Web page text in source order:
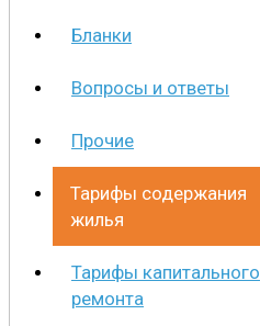
Физическим лицам
Маркетплейс
Полезная информация
Бланки
Вопросы и ответы
Прочие
Тарифы содержания
жилья
Тарифы капитального
ремонта